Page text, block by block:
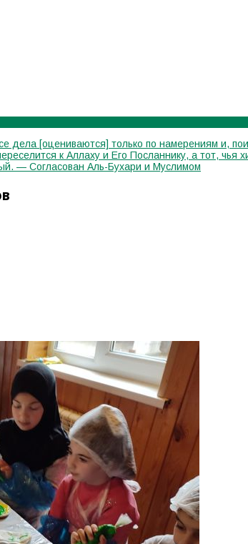
дела [оцениваются] только по намерениям и,
к Аллаху и Его Посланнику, а тот,
— Согласован Аль-Бухари и Муслимом